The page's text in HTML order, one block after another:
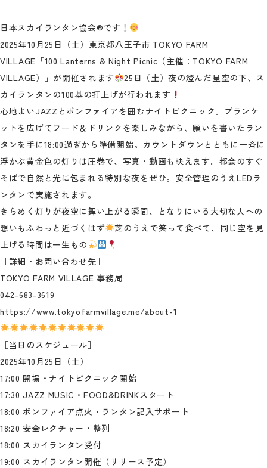
日本スカイランタン協会®です！
2025年10月25日（土）東京都八王子市 TOKYO FARM
VILLAGE「100 Lanterns & Night Picnic（主催：TOKYO FARM
VILLAGE）」が開催されます
25日（土）夜の澄んだ星空の下、ス
カイランタンの100基の打上げが行われます
心地よいJAZZとボンファイアを囲むナイトピクニック。ブランケ
ットを広げてフード＆ドリンクを楽しみながら、願いを書いたラン
タンを手に18:00過ぎから準備開始。カウントダウンとともに一斉に
浮かぶ黄金色の灯りは圧巻で、写真・動画も映えます。都会のすぐ
そばで自然と光に包まれる特別な夜をぜひ。安全管理のうえLEDラ
ンタンで実施されます。
きらめく灯りが夜空に舞い上がる瞬間、となりにいる大切な人への
想いもふわっと近づくはず
芝のうえで笑って食べて、同じ空を見
上げる時間は一生もの
［詳細・お問い合わせ先］
TOKYO FARM VILLAGE 事務局
042-683-3619
https://www.tokyofarmvillage.me/about-1
［当日のスケジュール］
2025年10月25日（土）
17:00 開場・ナイトピクニック開始
17:30 JAZZ MUSIC・FOOD&DRINKスタート
18:00 ボンファイア点火・ランタン記入サポート
18:20 安全レクチャー・整列
18:00 スカイランタン受付
19:00 スカイランタン開催（リリース予定）